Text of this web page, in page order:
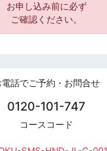
お申し込み前に必ず
ご確認ください。
電話でご予約・お問合せ
0120-101-747
コースコード